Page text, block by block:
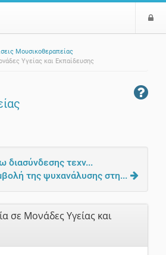
Μουσικοθεραπείας
Υγείας και Εκπαίδευσης
διασύνδεσης τεχν...
της ψυχανάλυσης στη...
σε Μονάδες Υγείας και